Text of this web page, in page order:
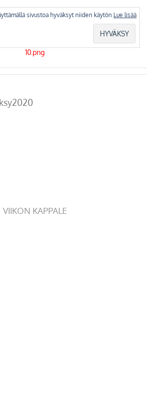
VIIKON KAPPALE
sivustoa hyväksyt niiden käytön Lue lisää